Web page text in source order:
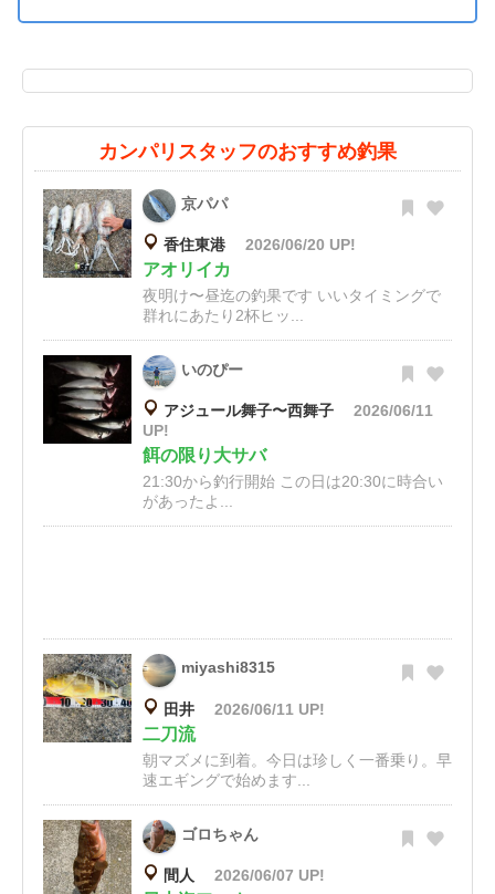
カンパリスタッフのおすすめ釣果
京パパ
香住東港 2026/06/20 UP!
アオリイカ
夜明け〜昼迄の釣果です いいタイミングで
群れにあたり2杯ヒッ...
いのぴー
アジュール舞子〜西舞子
2026/06/11
UP!
餌の限り大サバ
21:30から釣行開始 この日は20:30に時合い
があったよ...
miyashi8315
田井 2026/06/11 UP!
二刀流
朝マズメに到着。今日は珍しく一番乗り。早
速エギングで始めます...
ゴロちゃん
間人 2026/06/07 UP!